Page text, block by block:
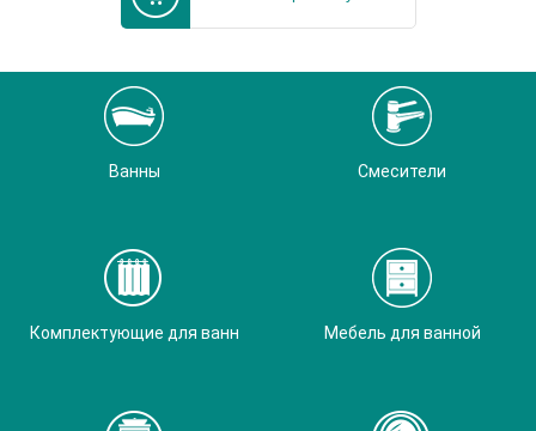
Ванны Смесители
Комплектующие для ванн Мебель для ванной